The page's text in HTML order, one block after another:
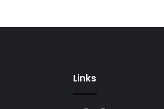
Links